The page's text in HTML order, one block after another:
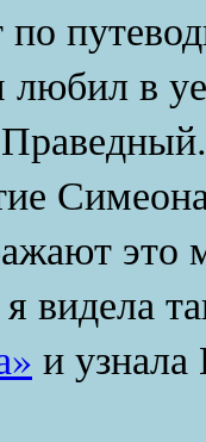
любил в
это
видела
и